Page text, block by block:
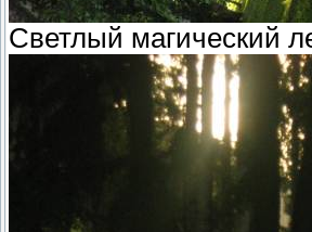
Светлый магический